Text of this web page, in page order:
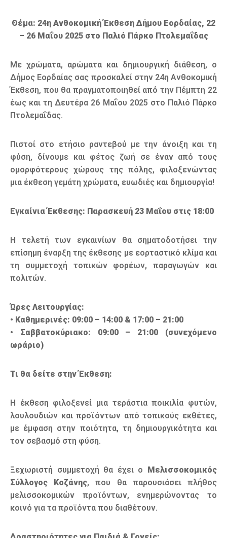
Θέμα: 24η Ανθοκομική Έκθεση Δήμου Εορδαίας, 22
– 26 Μαΐου 2025 στο Παλιό Πάρκο Πτολεμαΐδας
Με χρώματα, αρώματα και δημιουργική διάθεση, ο
Δήμος Εορδαίας σας προσκαλεί στην 24η Ανθοκομική
Έκθεση, που θα πραγματοποιηθεί από την Πέμπτη 22
έως και τη Δευτέρα 26 Μαΐου 2025 στο Παλιό Πάρκο
Πτολεμαΐδας.
Πιστοί στο ετήσιο ραντεβού με την άνοιξη και τη
φύση, δίνουμε και φέτος ζωή σε έναν από τους
ομορφότερους χώρους της πόλης, φιλοξενώντας
μια έκθεση γεμάτη χρώματα, ευωδιές και δημιουργία!
Εγκαίνια Έκθεσης: Παρασκευή 23 Μαΐου στις 18:00
Η τελετή των εγκαινίων θα σηματοδοτήσει την
επίσημη έναρξη της έκθεσης με εορταστικό κλίμα και
τη συμμετοχή τοπικών φορέων, παραγωγών και
πολιτών.
Ώρες Λειτουργίας:
• Καθημερινές: 09:00 – 14:00 & 17:00 – 21:00
• Σαββατοκύριακο: 09:00 – 21:00 (συνεχόμενο
ωράριο)
Τι θα δείτε στην Έκθεση:
Η έκθεση φιλοξενεί μια τεράστια ποικιλία φυτών,
λουλουδιών και προϊόντων από τοπικούς εκθέτες,
με έμφαση στην ποιότητα, τη δημιουργικότητα και
τον σεβασμό στη φύση.
Ξεχωριστή συμμετοχή θα έχει ο Μελισσοκομικός
Σύλλογος Κοζάνης, που θα παρουσιάσει πλήθος
μελισσοκομικών προϊόντων, ενημερώνοντας το
κοινό για τα προϊόντα που διαθέτουν.